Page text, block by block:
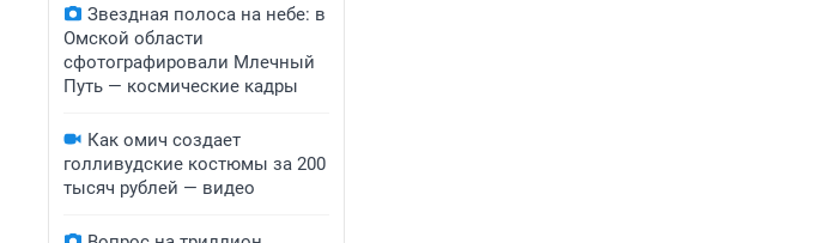
Звездная полоса на небе: в
Омской области
сфотографировали Млечный
Путь — космические кадры
Как омич создает
голливудские костюмы за 200
тысяч рублей — видео